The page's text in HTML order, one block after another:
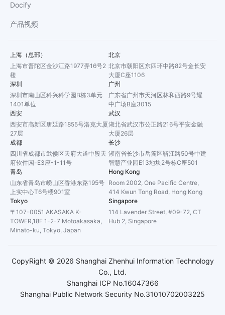
Docify
产品视频
上海（总部）
上海市普陀区金沙江路1977弄16号2
楼
北京
北京市朝阳区东四环中路82号金长安
大厦C座1106
深圳
深圳市南山区科兴科学园B栋3单元
1401单位
广州
广东省广州市天河区林和西路9号耀
中广场B座3015
西安
西安市高新区唐延路1855号洛克大厦
27层
武汉
湖北省武汉市公正路216号平安金融
大厦26层
成都
四川省成都市武侯区天府大道中段天
府软件园-E3座-1-11号
长沙
湖南省长沙市岳麓区靳江路50号中建
智慧产业园E13地块2号栋C座501
青岛
山东省青岛市崂山区香港东路195号
上实中心T6号楼901室
Hong Kong
Room 2002, One Pacific Centre,
414 Kwun Tong Road, Hong Kong
Tokyo
〒107-0051 AKASAKA K-
TOWER,18F 1-2-7 Motoakasaka,
Minato-ku, Tokyo, Japan
Singapore
114 Lavender Street, #09-72, CT
Hub 2, Singapore
Shanghai ICP No.16047366
Shanghai Public Network Security No.31010702003225
CopyRight © 2026 Shanghai Zhenhui Information Technology
Co., Ltd.